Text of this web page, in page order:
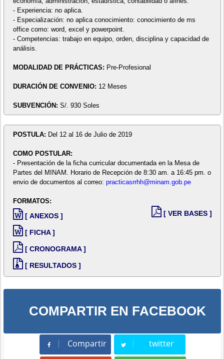
- Experiencia: no aplica.
- Especialización: no aplica conocimiento: conocimiento de ms
office como: word, excel y powerpoint.
- Competencias: trabajo en equipo, orden, disciplina y capacidad de
análisis.
MODALIDAD DE PRÁCTICAS: Pre-Profesional
DURACIÓN DE CONVENIO: 12 Meses
SUBVENCIÓN: S/. 930 Soles
POSTULA: Del 12 al 16 de Julio de 2019
COMO POSTULAR:
- Presentación de la ficha curricular documentada en la Mesa de
Partes del MINAM. Horario de Recepción de 8:30 am. a 16:45 pm. o
envio de documentos al correo: practicasrrhh@minam.gob.pe
FORMATOS:
[ ANEXOS ]
[ FICHA ]
[ CRONOGRAMA ]
[ RESULTADOS ]
[ VER BASES ]
COMPARTIR EN FACEBOOK
Compartir
Compartir twitter
Tweet